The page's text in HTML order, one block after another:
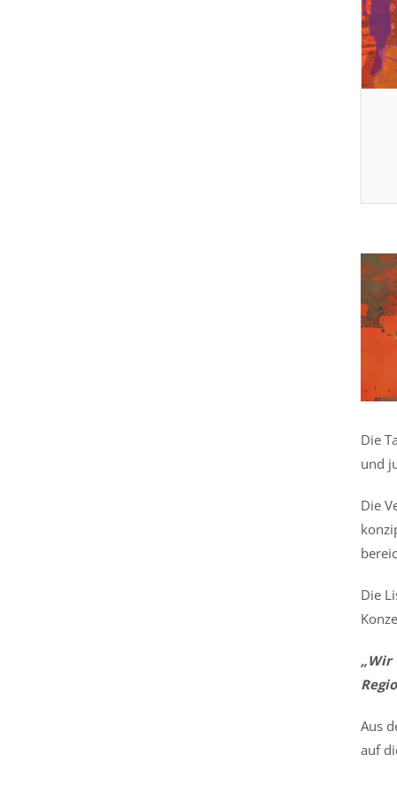
Die
und
Die
Die
„Wir
Aus
auf